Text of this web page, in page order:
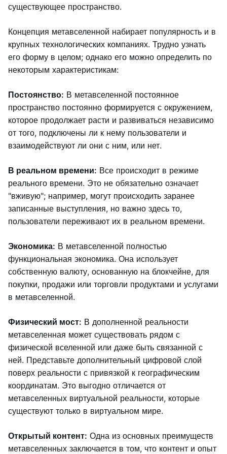
существующее пространство.
Концепция метавселенной набирает популярность и в
крупных технологических компаниях. Трудно узнать
его форму в целом; однако его можно определить по
некоторым характеристикам:
Постоянство: В метавселенной постоянное
пространство постоянно формируется с окружением,
которое продолжает расти и развиваться независимо
от того, подключены ли к нему пользователи и
взаимодействуют ли они с ним, или нет.
В реальном времени: Все происходит в режиме
реального времени. Это не обязательно означает
"вживую"; например, могут происходить заранее
записанные выступления, но важно здесь то,
пользователи переживают их в реальном времени.
Экономика: В метавселенной полностью
функциональная экономика. Она использует
собственную валюту, основанную на блокчейне, для
покупки, продажи или торговли продуктами и услугами
в метавселенной.
Физический мост: В дополненной реальности
метавселенная может существовать рядом с
физической вселенной или даже быть связанной с
ней. Представьте дополнительный цифровой слой
поверх реальности с привязкой к географическим
координатам. Это выгодно отличается от
метавселенных виртуальной реальности, которые
существуют только в виртуальном мире.
Открытый контент: Одна из основных преимуществ
метавселенных заключается в том, что контент и опыт